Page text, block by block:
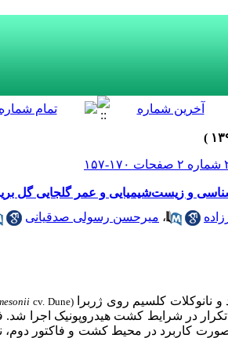
و زیست‌شیمیایی و عمر گلجایی گل
، میرحسن رسولی صدقیانی
و نانوکلات کلسیم روی ژربراcv. Dune)
در شرایط کشت هیدروپونیک
کاربرد در محیط کشت و فاکتور دوم،